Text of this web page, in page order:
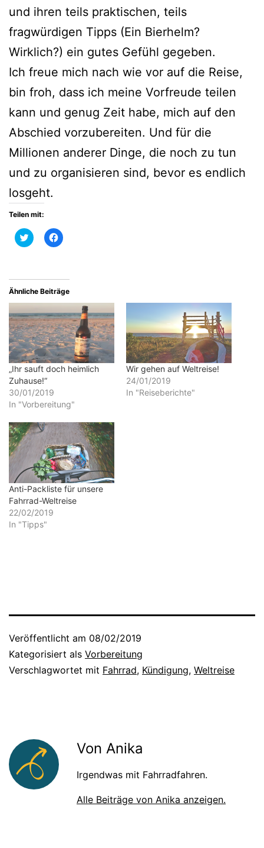
und ihren teils praktischen, teils
fragwürdigen Tipps (Ein Bierhelm?
Wirklich?) ein gutes Gefühl gegeben.
Ich freue mich nach wie vor auf die Reise,
bin froh, dass ich meine Vorfreude teilen
kann und genug Zeit habe, mich auf den
Abschied vorzubereiten. Und für die
Millionen anderer Dinge, die noch zu tun
und zu organisieren sind, bevor es endlich
losgeht.
Teilen mit:
Klick,
um
(Wird
in
neuem
Fenster
geöffnet)
Klick,
um
(Wird
in
neuem
Fenster
geöffnet)
Ähnliche Beiträge
„Ihr sauft doch heimlich
Zuhause!“
30/01/2019
In "Vorbereitung"
Wir gehen auf Weltreise!
24/01/2019
In "Reiseberichte"
Anti-Packliste für unsere
Fahrrad-Weltreise
22/02/2019
In "Tipps"
Veröffentlicht am 08/02/2019
Kategorisiert als Vorbereitung
Verschlagwortet mit Fahrrad, Kündigung, Weltreise
Von Anika
Irgendwas mit Fahrradfahren.
Alle Beiträge von Anika anzeigen.